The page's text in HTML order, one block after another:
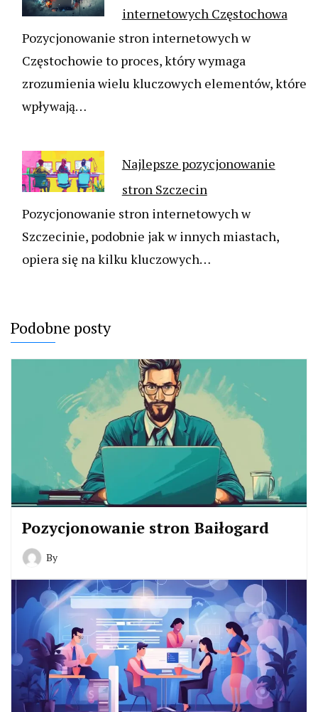
internetowych Częstochowa
Pozycjonowanie stron internetowych w
Częstochowie to proces, który wymaga
zrozumienia wielu kluczowych elementów, które
wpływają…
Najlepsze pozycjonowanie
stron Szczecin
Pozycjonowanie stron internetowych w
Szczecinie, podobnie jak w innych miastach,
opiera się na kilku kluczowych…
Podobne posty
Pozycjonowanie stron Baiłogard
By